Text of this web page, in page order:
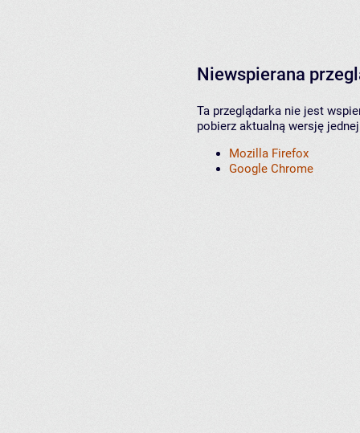
Niewspierana
Ta przeglądarka nie jest
pobierz aktualną wersję
Mozilla Firefox
Google Chrome